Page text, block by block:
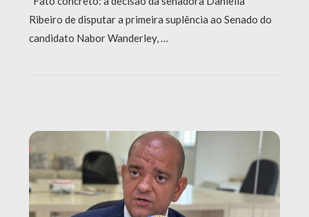
Ribeiro de disputar a primeira suplência ao Senado do
candidato Nabor Wanderley, …